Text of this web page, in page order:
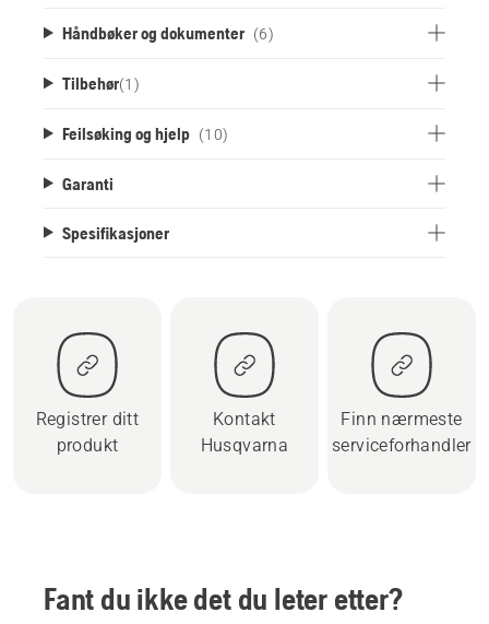
Håndbøker og dokumenter (6)
Tilbehør(1 )
Feilsøking og hjelp (10)
Garanti
Spesifikasjoner
Registrer ditt
produkt
Kontakt
Husqvarna
Finn nærmeste
serviceforhandler
Fant du ikke det du leter etter?